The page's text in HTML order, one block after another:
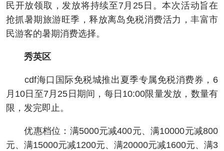
人才在线 天涯企服
民开放领取，发放将持续至7月25日。本次活动旨在
抢抓暑期旅游旺季，释放离岛免税消费活力，丰富市
民游客的暑期消费选择。
秀英区
cdf海口国际免税城推出夏季专属免税消费券，6
月10日至7月25日期间，每日10:00限量发放，数量有
限，发完即止。
优惠档位：满5000元减400元、满10000元减800
元、满15000元减1200元、满20000元减1600元、满3